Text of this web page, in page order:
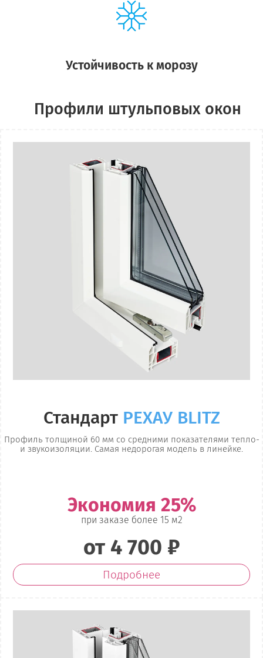
Устойчивость к морозу
Профили штульповых окон
Стандарт РЕХАУ BLITZ
Профиль толщиной 60 мм со средними показателями тепло-
и звукоизоляции. Самая недорогая модель в линейке.
Экономия 25%
при заказе более 15 м2
от 4 700 ₽
Подробнее